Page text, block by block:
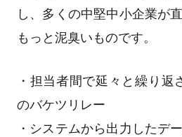
し、多くの中堅中小企業が
もっと泥臭いものです。
・担当者間で延々と繰り返
のバケツリレー
・システムから出力したデ